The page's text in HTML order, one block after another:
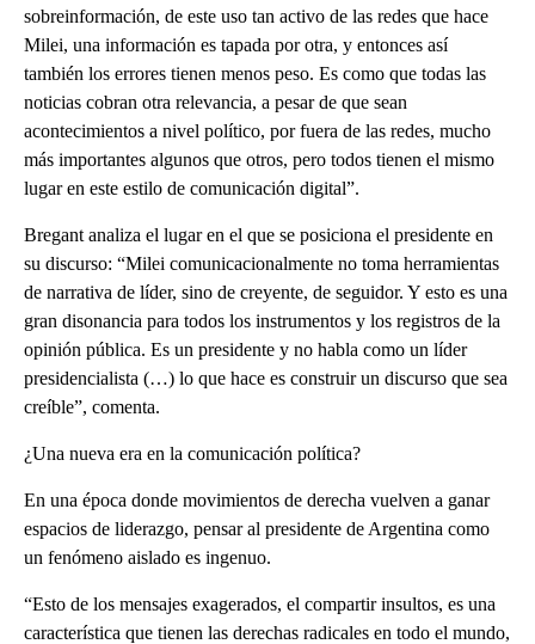
sobreinformación, de este uso tan activo de las redes que hace
Milei, una información es tapada por otra, y entonces así
también los errores tienen menos peso. Es como que todas las
noticias cobran otra relevancia, a pesar de que sean
acontecimientos a nivel político, por fuera de las redes, mucho
más importantes algunos que otros, pero todos tienen el mismo
lugar en este estilo de comunicación digital”.
Bregant analiza el lugar en el que se posiciona el presidente en
su discurso: “Milei comunicacionalmente no toma herramientas
de narrativa de líder, sino de creyente, de seguidor. Y esto es una
gran disonancia para todos los instrumentos y los registros de la
opinión pública. Es un presidente y no habla como un líder
presidencialista (…) lo que hace es construir un discurso que sea
creíble”, comenta.
¿Una nueva era en la comunicación política?
En una época donde movimientos de derecha vuelven a ganar
espacios de liderazgo, pensar al presidente de Argentina como
un fenómeno aislado es ingenuo.
“Esto de los mensajes exagerados, el compartir insultos, es una
característica que tienen las derechas radicales en todo el mundo,